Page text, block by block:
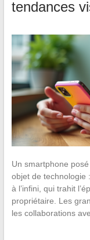
tendances
Un smartphone
objet de technologie
à l’infini, qui trahit
propriétaire. Les
les collaborations